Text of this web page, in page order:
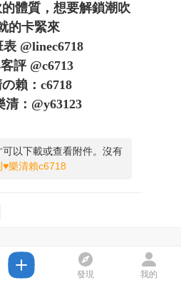
體質，想要解鎖潮吹
的卡緊來
@linec6718
評 @c6713
賴：c6718
清：@y63123
可以下載或查看附件。沒有
♥樂清賴c6718
發現 我的